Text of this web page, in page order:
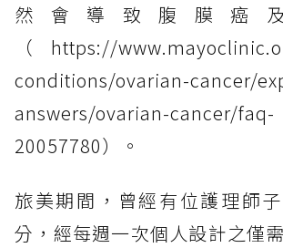
然會導致腹膜癌
（https://
conditions/ovarian-cancer/
answers/ovarian-cancer/faq-
20057780）。
旅美期間，曾經有位護理師
分，經每週一次個人設計之僅